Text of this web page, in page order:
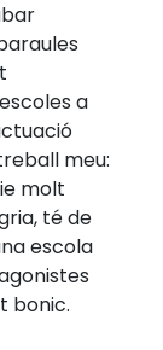
a
meu:
molt
té de
escola
bonic.